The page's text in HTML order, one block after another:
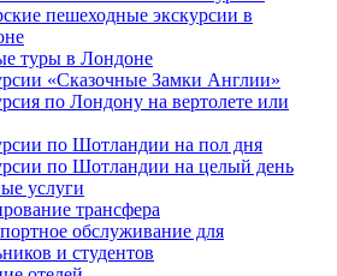
пешеходные экскурсии в
туры в Лондоне
«Сказочные Замки Англии»
по Лондону на вертолете или
по Шотландии на пол дня
по Шотландии на целый день
услуги
трансфера
обслуживание для
и студентов